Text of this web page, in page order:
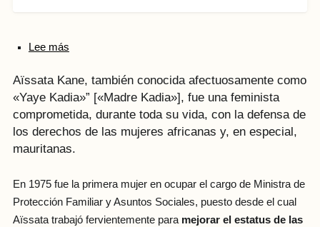
Lee más
Aïssata Kane, también conocida afectuosamente como
«Yaye Kadia»” [«Madre Kadia»], fue una feminista
comprometida, durante toda su vida, con la defensa de
los derechos de las mujeres africanas y, en especial,
mauritanas.
En 1975 fue la primera mujer en ocupar el cargo de Ministra de
Protección Familiar y Asuntos Sociales, puesto desde el cual
Aïssata trabajó fervientemente para mejorar el estatus de las